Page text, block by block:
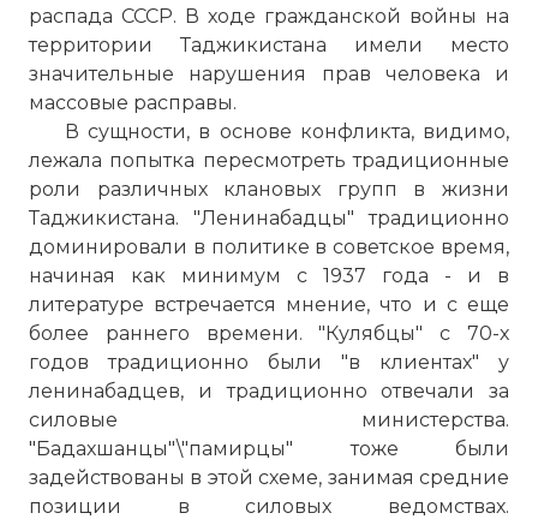
распада СССР. В ходе гражданской войны на
территории Таджикистана имели место
значительные нарушения прав человека и
массовые расправы.
В сущности, в основе конфликта, видимо,
лежала попытка пересмотреть традиционные
роли различных клановых групп в жизни
Таджикистана. "Ленинабадцы" традиционно
доминировали в политике в советское время,
начиная как минимум с 1937 года - и в
литературе встречается мнение, что и с еще
более раннего времени. "Кулябцы" с 70-х
годов традиционно были "в клиентах" у
ленинабадцев, и традиционно отвечали за
силовые министерства.
"Бадахшанцы"\"памирцы" тоже были
задействованы в этой схеме, занимая средние
позиции в силовых ведомствах.